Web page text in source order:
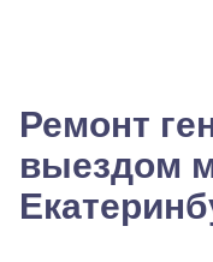
Ремонт
выездом